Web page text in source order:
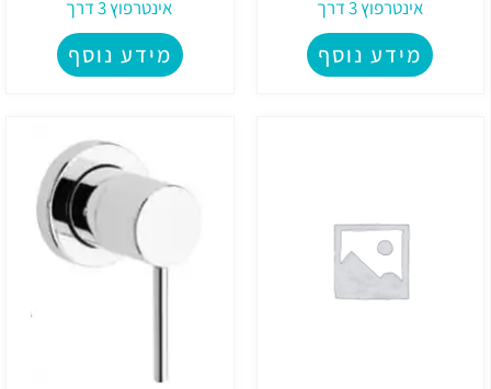
אינטרפוץ 3 דרך
מידע נוסף
אינטרפוץ 3 דרך
מידע נוסף